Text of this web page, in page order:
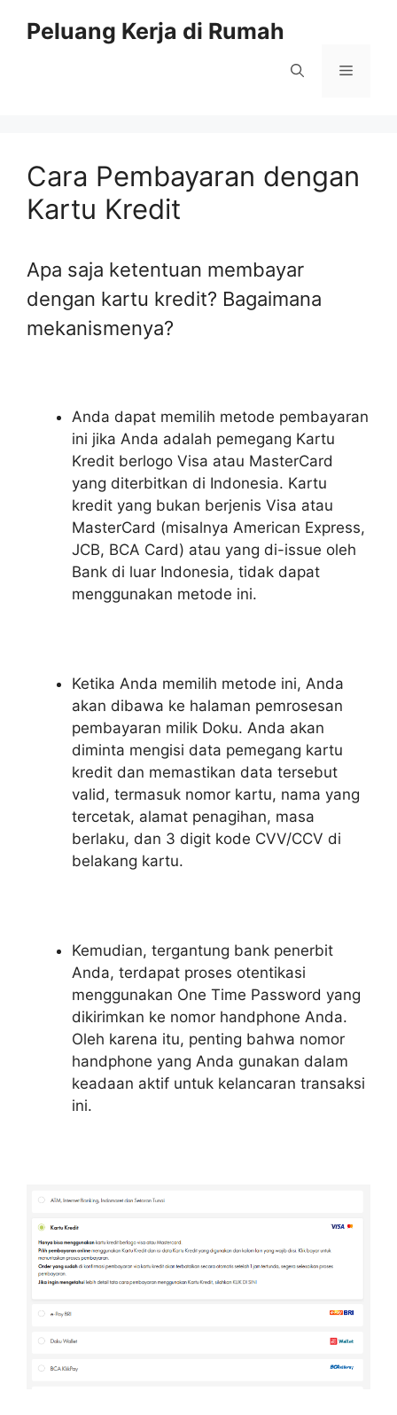
Peluang Kerja di Rumah
Menu
Cara Pembayaran dengan
Kartu Kredit
Apa saja ketentuan membayar
dengan kartu kredit? Bagaimana
mekanismenya?
Anda dapat memilih metode pembayaran
ini jika Anda adalah pemegang Kartu
Kredit berlogo Visa atau MasterCard
yang diterbitkan di Indonesia. Kartu
kredit yang bukan berjenis Visa atau
MasterCard (misalnya American Express,
JCB, BCA Card) atau yang di-issue oleh
Bank di luar Indonesia, tidak dapat
menggunakan metode ini.
Ketika Anda memilih metode ini, Anda
akan dibawa ke halaman pemrosesan
pembayaran milik Doku. Anda akan
diminta mengisi data pemegang kartu
kredit dan memastikan data tersebut
valid, termasuk nomor kartu, nama yang
tercetak, alamat penagihan, masa
berlaku, dan 3 digit kode CVV/CCV di
belakang kartu.
Kemudian, tergantung bank penerbit
Anda, terdapat proses otentikasi
menggunakan One Time Password yang
dikirimkan ke nomor handphone Anda.
Oleh karena itu, penting bahwa nomor
handphone yang Anda gunakan dalam
keadaan aktif untuk kelancaran transaksi
ini.